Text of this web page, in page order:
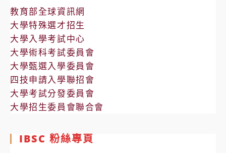
教育部全球資訊網
大學特殊選才招生
大學入學考試中心
大學術科考試委員會
大學甄選入學委員會
四技申請入學聯招會
大學考試分發委員會
大學招生委員會聯合會
IBSC 粉絲專頁